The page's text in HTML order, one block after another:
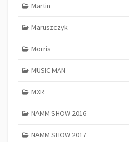
Martin
Maruszczyk
Morris
MUSIC MAN
MXR
NAMM SHOW 2016
NAMM SHOW 2017